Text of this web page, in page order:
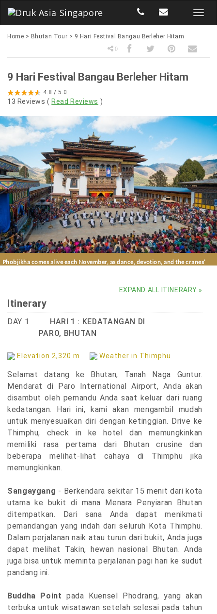
Home > Bhutan Tour > 9 Hari Festival Bangau Berleher Hitam
0
9 Hari Festival Bangau Berleher Hitam
4.8 / 5.0
13 Reviews ( Read Reviews )
Phobjikha comes alive each November, as dance, devotion, and the cranes’
Itinerary
EXPAND ALL ITINERARY »
DAY 1
HARI 1 : KEDATANGAN DI
PARO, BHUTAN
Elevation 2,320 m Weather in Thimphu
Selamat datang ke Bhutan, Tanah Naga Guntur.
Mendarat di Paro International Airport, Anda akan
disambut oleh pemandu Anda saat keluar dari ruang
kedatangan. Hari ini, kami akan mengambil mudah
untuk menyesuaikan diri dengan ketinggian. Drive ke
Thimphu, check in ke hotel dan memungkinkan
memiliki rasa pertama dari Bhutan crusine dan
beberapa melihat-lihat cahaya di Thimphu jika
memungkinkan.
Sangaygang - Berkendara sekitar 15 menit dari kota
utama ke bukit di mana Menara Penyiaran Bhutan
ditempatkan. Dari sana Anda dapat menikmati
pemandangan yang indah dari seluruh Kota Thimphu.
Dalam perjalanan naik atau turun dari bukit, Anda juga
dapat melihat Takin, hewan nasional Bhutan. Anda
juga bisa untuk meminta perjalanan pagi hari ke sudut
pandang ini.
Buddha Pointpada Kuensel Phodrang, yang akan
terbuka untuk wisatawan setelah selesai pada tahun